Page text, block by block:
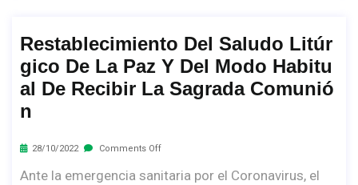
Restablecimiento Del Saludo Litúr
Gico De La Paz Y Del Modo Habitu
Al De Recibir La Sagrada Comunió
N
28/10/2022 Comments Off
Ante la emergencia sanitaria por el Coronavirus, el